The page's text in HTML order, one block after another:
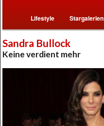
Lifestyle Stargalerien
Sandra Bullock
Keine verdient mehr